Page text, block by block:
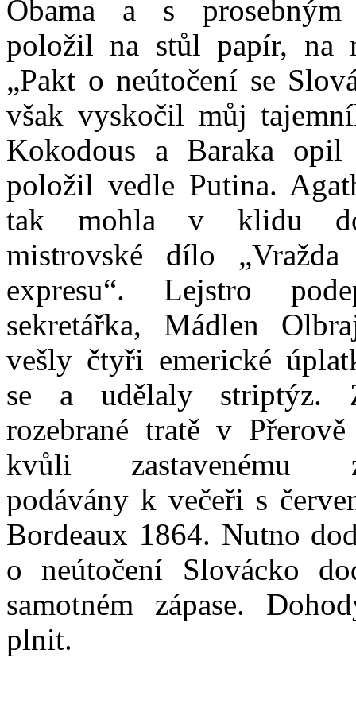
Obama a s prosebným
položil na stůl papír, na
„Pakt o neútočení se
však vyskočil můj
Kokodous a Baraka
položil vedle Putina.
tak mohla v klidu
mistrovské dílo
expresu“. Lejstro
sekretářka, Mádlen
vešly čtyři emerické
se a udělaly striptýz.
rozebrané tratě v
kvůli zastavenému
podávány k večeři s
Bordeaux 1864. Nutno
o neútočení Slovácko
samotném zápase.
plnit.